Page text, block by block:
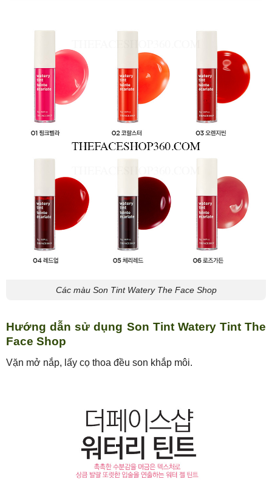
Các màu Son Tint Watery The Face Shop
Hướng dẫn sử dụng Son Tint Watery Tint The
Face Shop
Vặn mở nắp, lấy cọ thoa đều son khắp môi.